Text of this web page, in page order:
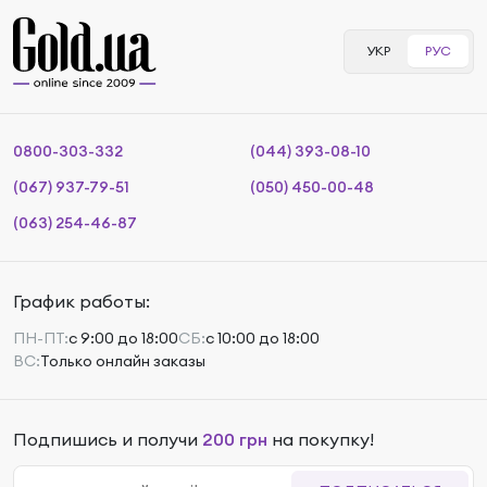
УКР РУС
0800-303-332
(044) 393-08-10
(067) 937-79-51
(050) 450-00-48
(063) 254-46-87
График работы:
ПН-ПТ:с 9:00 до 18:00СБ:с 10:00 до 18:00
ВС:Только онлайн заказы
Подпишись и получи 200 грн на покупку!